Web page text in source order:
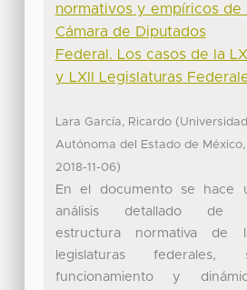
normativos y empíricos de
Cámara de Diputados
Federal. Los casos de la LXI
y LXII Legislaturas
Lara García, Ricardo (Universidad
Autónoma del Estado de México,
2018-11-06)
En el documento se hace
análisis detallado de
estructura normativa de
legislaturas federales,
funcionamiento y